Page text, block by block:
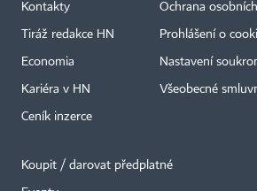
Kontakty
Tiráž redakce HN
Economia
Kariéra v HN
Ceník inzerce
Ochrana
Prohlášení o
Nastavení
Všeobecné
Koupit / darovat předplatné